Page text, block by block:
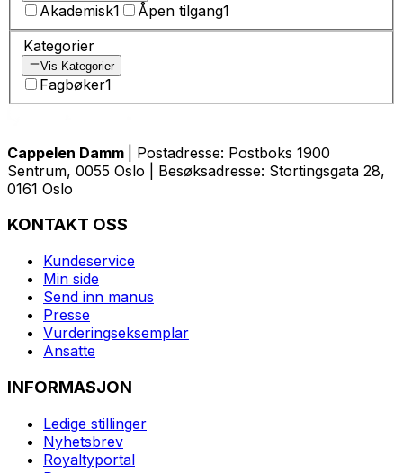
Akademisk1 Åpen tilgang1
Kategorier
Vis Kategorier
Fagbøker1
Cappelen Damm
| Postadresse: Postboks 1900
Sentrum, 0055 Oslo | Besøksadresse: Stortingsgata 28,
0161 Oslo
KONTAKT OSS
Kundeservice
Min side
Send inn manus
Presse
Vurderingseksemplar
Ansatte
INFORMASJON
Ledige stillinger
Nyhetsbrev
Royaltyportal